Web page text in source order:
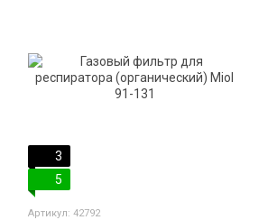
3
5
Артикул: 42792